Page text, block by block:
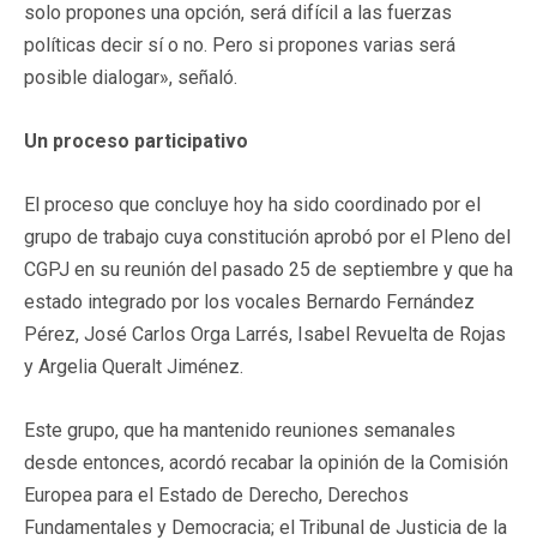
solo propones una opción, será difícil a las fuerzas
políticas decir sí o no. Pero si propones varias será
posible dialogar», señaló.
Un proceso participativo
El proceso que concluye hoy ha sido coordinado por el
grupo de trabajo cuya constitución aprobó por el Pleno del
CGPJ en su reunión del pasado 25 de septiembre y que ha
estado integrado por los vocales Bernardo Fernández
Pérez, José Carlos Orga Larrés, Isabel Revuelta de Rojas
y Argelia Queralt Jiménez.
Este grupo, que ha mantenido reuniones semanales
desde entonces, acordó recabar la opinión de la Comisión
Europea para el Estado de Derecho, Derechos
Fundamentales y Democracia; el Tribunal de Justicia de la